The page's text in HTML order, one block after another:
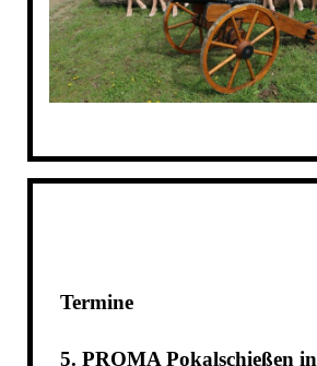
Termine
5. PROMA Pokalschießen in